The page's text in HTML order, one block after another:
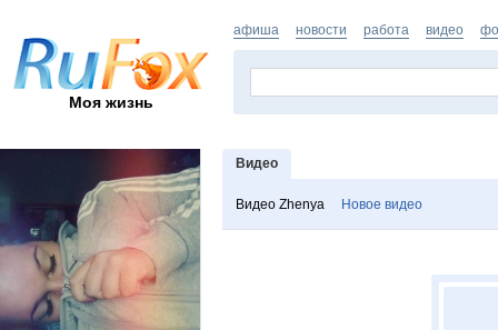
Моя жизнь
афиша новости работа видео
Видео
Видео Zhenya Новое видео